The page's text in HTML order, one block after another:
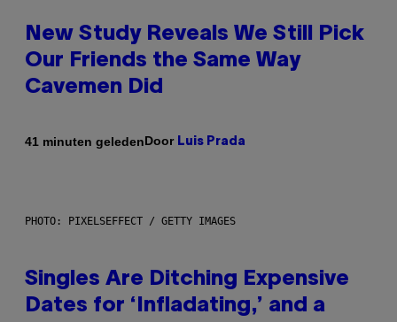
New Study Reveals We Still Pick
Our Friends the Same Way
Cavemen Did
41 minuten geledenDoor Luis Prada
PHOTO: PIXELSEFFECT / GETTY IMAGES
Singles Are Ditching Expensive
Dates for ‘Infladating,’ and a